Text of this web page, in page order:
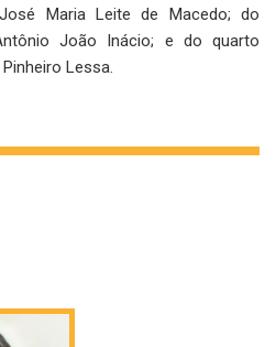
Maria Leite de Macedo; do
João Inácio; e do quarto
Lessa.